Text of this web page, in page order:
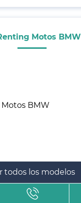
Motos BMW
todos los modelos